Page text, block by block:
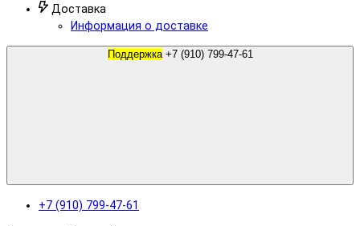
Доставка
Информация о доставке
Поддержка +7 (910) 799-47-61
+7 (910) 799-47-61